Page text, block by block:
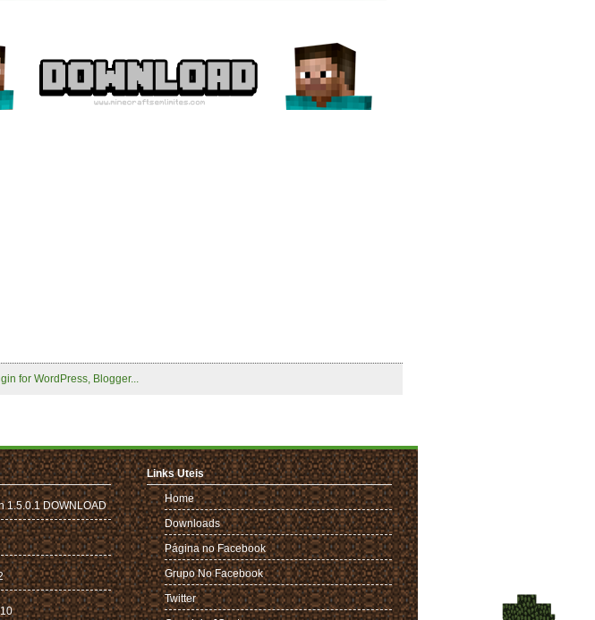
1.5.0.1 DOWNLOAD
Links Uteis
Home
Downloads
Página no Facebook
Grupo No Facebook
Twitter